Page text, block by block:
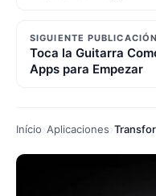
SIGUIENTE PUBLICACIÓN
Toca la Guitarra
Apps para Empezar
Início Aplicaciones